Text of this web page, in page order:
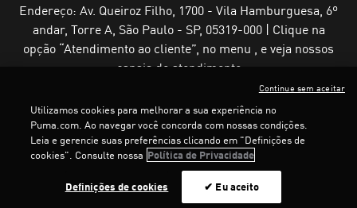
Endereço: Av. Queiroz Filho, 1700 - Vila Hamburguesa, 6º
andar, Torre A, São Paulo - SP, 05319-000 | Clique na
opção “Atendimento ao cliente”, no menu , e veja nossos
canais de atendimento
Termos e Condições de UsoPolítica de Privacidade
Configurador de cookies
PUMA, 2025. Todos os direitos reservados
Utilizamos cookies para melhorar a sua experiência no
Puma.com. Ao navegar você concorda com nossas condições.
Leia e gerencie suas preferências clicando em "Definições de
cookies". Consulte nossa Política de Privacidade
Definições de cookies ✔ Eu aceito
Continue sem aceitar